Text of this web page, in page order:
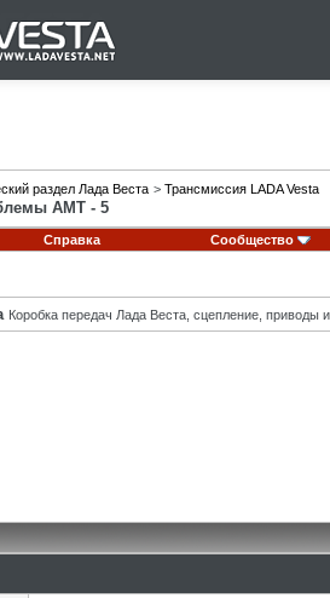
раздел Лада Веста > Трансмиссия LADA Vesta
АМТ - 5
Справка Сообщество
Коробка передач Лада Веста, сцепление, приводы и